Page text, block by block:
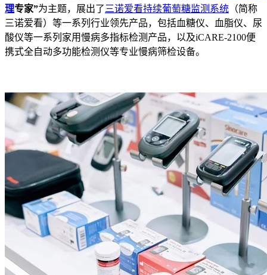
理专家”为主题，展出了 三诺爱看持续葡萄糖监测系统 （简称
三诺爱看）等一系列行业领先产品，包括血糖仪、血脂仪、尿
酸仪等一系列家用慢病多指标检测产品，以及iCARE-2100便
携式全自动多功能检测仪等专业慢病筛检设备。